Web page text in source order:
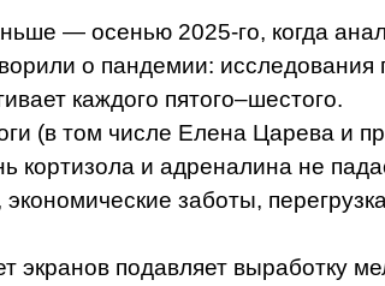
— осенью 2025-го, когда
о пандемии: исследования
каждого пятого–шестого.
(в том числе Елена Царева и
кортизола и адреналина не
заботы,
экранов подавляет выработку